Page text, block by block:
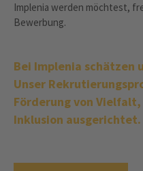
Implenia werden möchtest,
Bewerbung.
Bei Implenia schätzen
Unser
Förderung von
Inklusion ausgerichtet.